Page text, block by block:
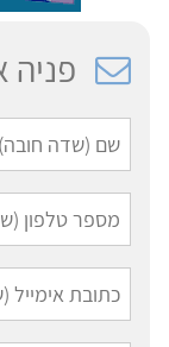
פניה